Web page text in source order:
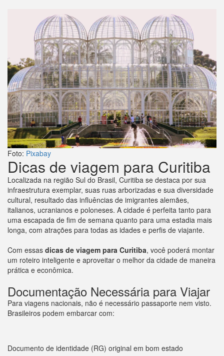
Foto: Pixabay
Dicas de viagem para Curitiba
Localizada na região Sul do Brasil, Curitiba se destaca por sua
infraestrutura exemplar, suas ruas arborizadas e sua diversidade
cultural, resultado das influências de imigrantes alemães,
italianos, ucranianos e poloneses. A cidade é perfeita tanto para
uma escapada de fim de semana quanto para uma estadia mais
longa, com atrações para todas as idades e perfis de viajante.
Com essas dicas de viagem para Curitiba, você poderá montar
um roteiro inteligente e aproveitar o melhor da cidade de maneira
prática e econômica.
Documentação Necessária para Viajar
Para viagens nacionais, não é necessário passaporte nem visto.
Brasileiros podem embarcar com:
Documento de identidade (RG) original em bom estado